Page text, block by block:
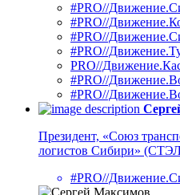
#PRO//
#PRO//
#PRO//
#PRO//
PRO//
#PRO//
#PRO//
Президент, «Союз
логистов Сибири»
#PRO//